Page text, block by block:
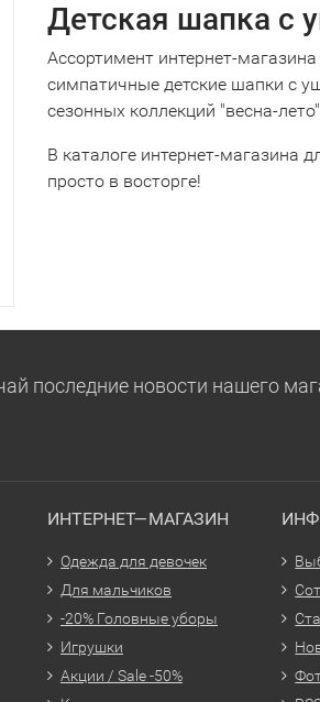
Детская шапка с
Ассортимент интернет-
симпатичные детские шапки с
сезонных коллекций "весна-
В каталоге интернет-магазина
просто в восторге!
последние новости нашего
ИНТЕРНЕТ—МАГАЗИН
Одежда для девочек
Для мальчиков
-20% Головные уборы
Игрушки
Акции / Sale -50%